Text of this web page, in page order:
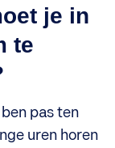
je in
te
pas ten
uren horen